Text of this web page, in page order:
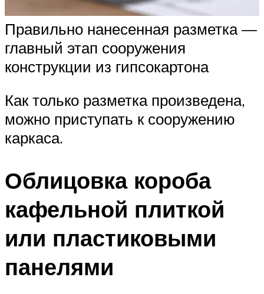
Правильно нанесенная разметка —
главный этап сооружения
конструкции из гипсокартона
Как только разметка произведена,
можно приступать к сооружению
каркаса.
Облицовка короба
кафельной плиткой
или пластиковыми
панелями